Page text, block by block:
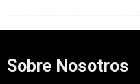
Sobre Nosotros